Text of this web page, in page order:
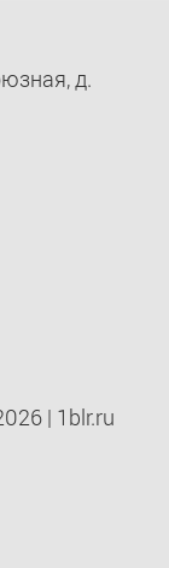
д.
| 1blr.ru